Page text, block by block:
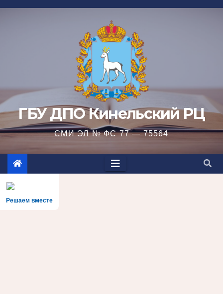
Перейти
ГБУ ДПО Кинельский РЦ
СМИ ЭЛ № ФС 77 — 75564
Решаем вместе